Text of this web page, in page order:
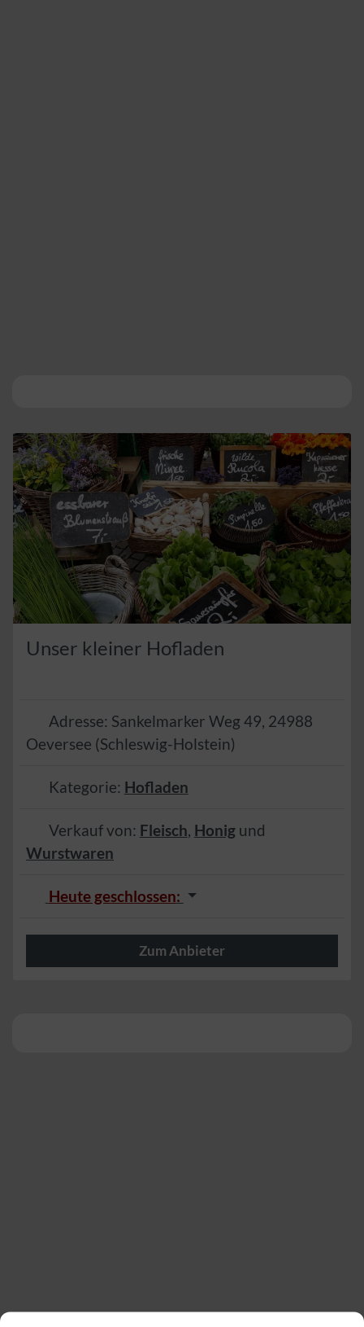
Unser kleiner Hofladen
Adresse: Sankelmarker Weg 49, 24988
Oeversee (Schleswig-Holstein)
Kategorie: Hofladen
Verkauf von: Fleisch, Honigund
Wurstwaren
Heute geschlossen:
Zum Anbieter